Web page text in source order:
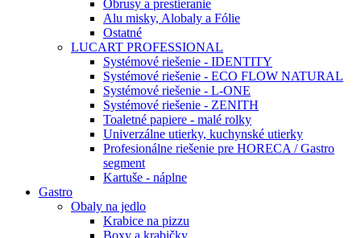
Obrusy a prestieranie
Alu misky, Alobaly a Fólie
Ostatné
LUCART PROFESSIONAL
Systémové riešenie - IDENTITY
Systémové riešenie - ECO FLOW NATURAL
Systémové riešenie - L-ONE
Systémové riešenie - ZENITH
Toaletné papiere - malé rolky
Univerzálne utierky, kuchynské utierky
Profesionálne riešenie pre HORECA / Gastro
segment
Kartuše - náplne
Gastro
Obaly na jedlo
Krabice na pizzu
Boxy a krabičky